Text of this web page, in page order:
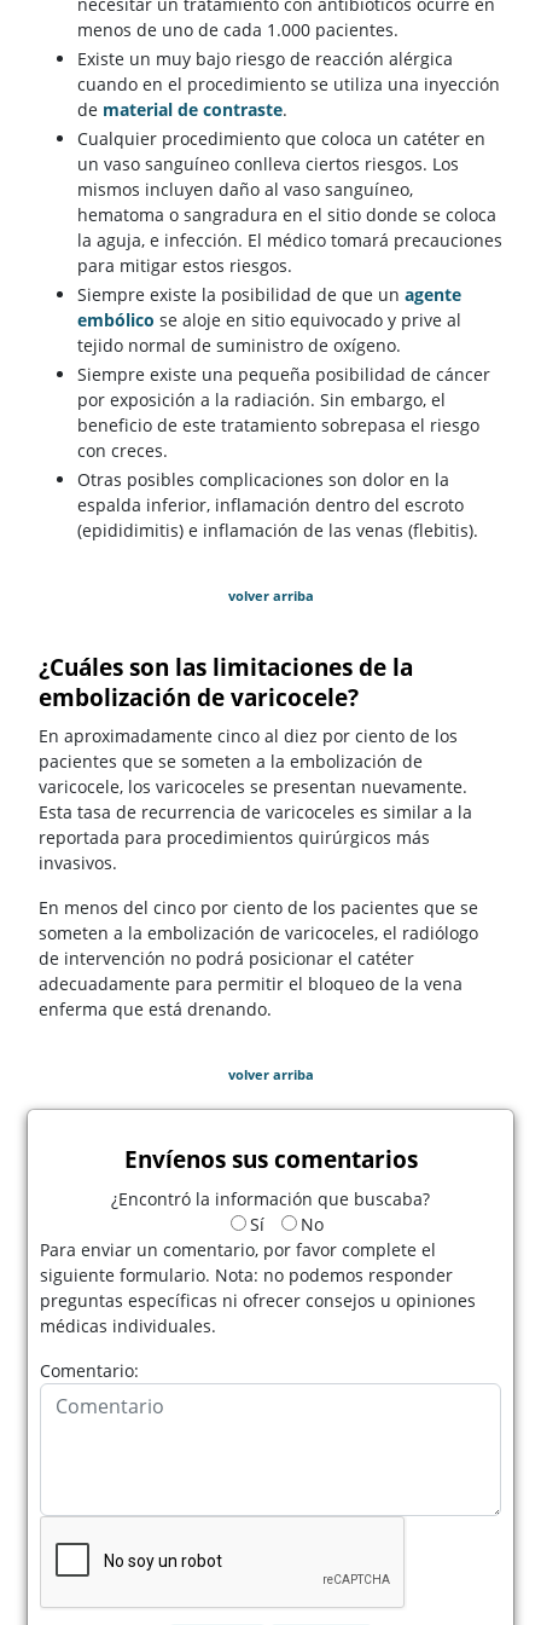
menos de uno de cada 1.000 pacientes.
Existe un muy bajo riesgo de reacción alérgica
cuando en el procedimiento se utiliza una inyección
de material de contraste.
Cualquier procedimiento que coloca un catéter en
un vaso sanguíneo conlleva ciertos riesgos. Los
mismos incluyen daño al vaso sanguíneo,
hematoma o sangradura en el sitio donde se coloca
la aguja, e infección. El médico tomará precauciones
para mitigar estos riesgos.
Siempre existe la posibilidad de que un agente
embólico se aloje en sitio equivocado y prive al
tejido normal de suministro de oxígeno.
Siempre existe una pequeña posibilidad de cáncer
por exposición a la radiación. Sin embargo, el
beneficio de este tratamiento sobrepasa el riesgo
con creces.
Otras posibles complicaciones son dolor en la
espalda inferior, inflamación dentro del escroto
(epididimitis) e inflamación de las venas (flebitis).
volver arriba
¿Cuáles son las limitaciones de la
embolización de varicocele?
En aproximadamente cinco al diez por ciento de los
pacientes que se someten a la embolización de
varicocele, los varicoceles se presentan nuevamente.
Esta tasa de recurrencia de varicoceles es similar a la
reportada para procedimientos quirúrgicos más
invasivos.
En menos del cinco por ciento de los pacientes que se
someten a la embolización de varicoceles, el radiólogo
de intervención no podrá posicionar el catéter
adecuadamente para permitir el bloqueo de la vena
enferma que está drenando.
volver arriba
Envíenos sus comentarios
¿Encontró la información que buscaba?
Sí
No
Para enviar un comentario, por favor complete el
siguiente formulario. Nota: no podemos responder
preguntas específicas ni ofrecer consejos u opiniones
médicas individuales.
Comentario: